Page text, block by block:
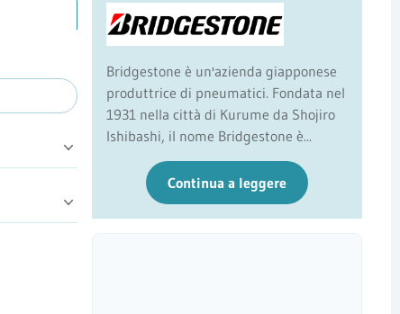
Bridgestone è un'azienda giapponese
produttrice di pneumatici. Fondata nel
1931 nella città di Kurume da Shojiro
Ishibashi, il nome Bridgestone è...
Continua a leggere